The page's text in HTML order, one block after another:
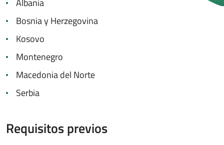
Albania
Bosnia y Herzegovina
Kosovo
Montenegro
Macedonia del Norte
Serbia
Requisitos previos